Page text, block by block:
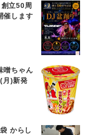
立50周
催します
噌ちゃん
月)新発
からし